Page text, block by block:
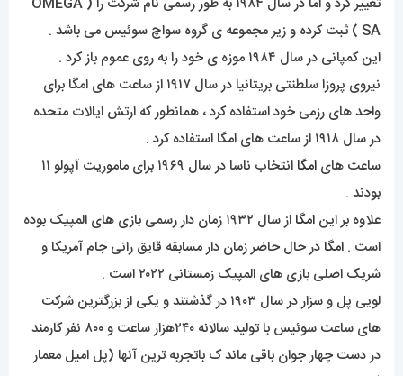
SA ) ثبت کرده و زیر مجموعه ی گروه سواچ سوئیس می باشد .
این کمپانی در سال ۱۹۸۴ موزه ی خود را به روی عموم باز کرد .
نیروی پروزا سلطنتی بریتانیا در سال ۱۹۱۷ از ساعت های امگا برای
واحد های رزمی خود استفاده کرد ، همانطور که ارتش ایالات متحده
در سال ۱۹۱۸ از ساعت های امگا استفاده کرد .
ساعت های امگا
انتخاب ناسا در سال ۱۹۶۹ برای ماموریت آپولو ۱۱
بودند .
علاوه بر این امگا
از سال ۱۹۳۲ زمان دار رسمی بازی های المپیک بوده
است . امگا در حال حاضر زمان دار مسابقه قایق رانی جام آمریکا و
شریک اصلی بازی های المپیک زمستانی ۲۰۲۲ است .
لویی پل و سزار در سال ۱۹۰۳ در گذشتند و یکی از بزرگترین شرکت
های ساعت سوئیس با تولید سالانه ۲۴۰هزار ساعت و ۸۰۰ نفر کارمند
در دست چهار جوان باقی ماند ک باتجربه ترین آنها (پل امیل معمار